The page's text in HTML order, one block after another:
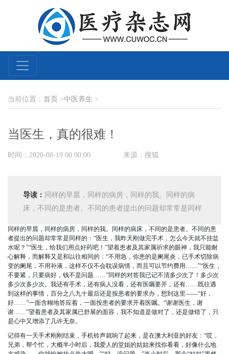
当前位置： 首页 >中医养生 >
当医生，真的很难！
时间：2020-08-19 00:00:00 来源：搜狐
导读： 同样的早晨，同样的病房，同样的我。同样的病
床，不同的是患者。不同的患者提出的问题却常常是同样
呢？”“医生，给我们
同样的早晨，同样的病房，同样的我。同样的病床，不同的是患者。不同的患
者提出的问题却常常是同样的：“医生，我昨天刚做完手术，怎么今天就不挂盐
水呢？”“医生，给我们用点好药吧！”望着患者及其家属祈求的眼神，我只能耐
心解释，而解释又是和以往相同的：“不用急，你患的是阑尾炎，已手术切除病
变的阑尾，不用补液，这样不仅不会耽误病情，而且可以节约费用……”“医生，
不要紧，只要病好，钱不是问题……”同样的对答我已记不清多少次了！多少次
多少次多少次。我还有手术，还有病人没看，还有医嘱要开，还有……既往遇
到这样的事情，百分之八九十最后还是按患者的要求办，想到这里——“好，
好……”一面含糊地答应着，一面按患者的要求开着医嘱。“谢谢医生，谢
谢……”望着患者及其家属已舒展的面容，我不知道是做对了，还是做错了，只
是心中又增添了几许无奈。
记得有一天手术刚刚结束，手机铃声就响了起来，是在澳大利亚的好友：“哎，
兄弟，帮个忙，大概半小时后，我爱人的堂姐的姑姑来找你看看，好像什么地